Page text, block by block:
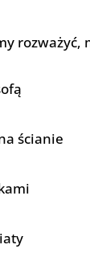
rozważyć,
ścianie